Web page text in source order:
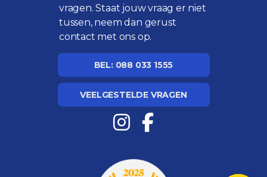
vragen. Staat jouw vraag er niet
tussen, neem dan gerust
contact met ons op.
BEL: 088 033 1555
VEELGESTELDE VRAGEN